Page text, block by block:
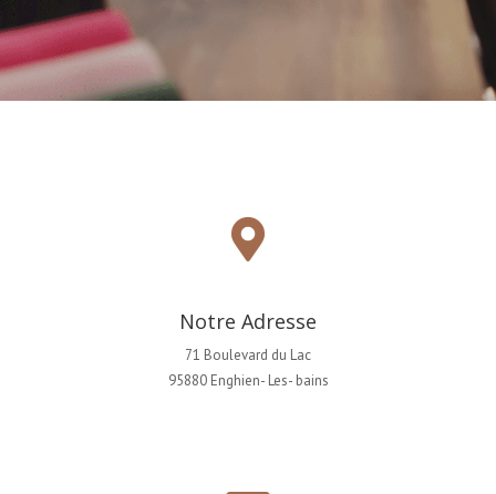
Notre Adresse
71 Boulevard du Lac
95880 Enghien- Les- bains